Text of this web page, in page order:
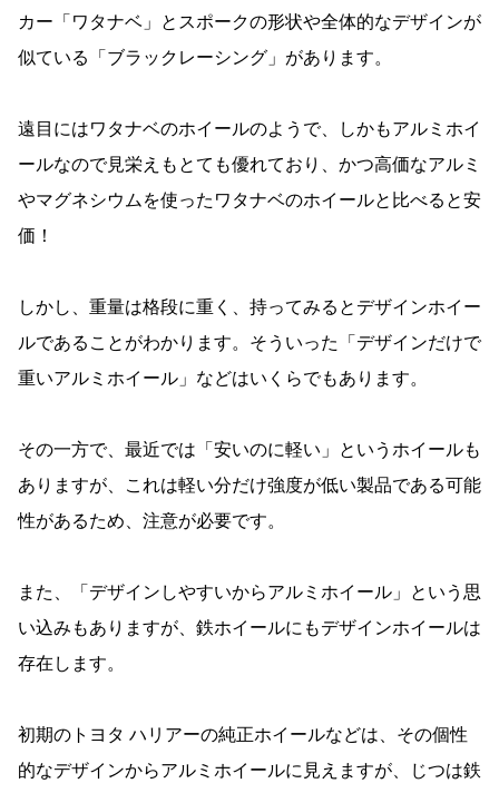
カー「ワタナベ」とスポークの形状や全体的なデザインが
似ている「ブラックレーシング」があります。
遠目にはワタナベのホイールのようで、しかもアルミホイ
ールなので見栄えもとても優れており、かつ高価なアルミ
やマグネシウムを使ったワタナベのホイールと比べると安
価！
しかし、重量は格段に重く、持ってみるとデザインホイー
ルであることがわかります。そういった「デザインだけで
重いアルミホイール」などはいくらでもあります。
その一方で、最近では「安いのに軽い」というホイールも
ありますが、これは軽い分だけ強度が低い製品である可能
性があるため、注意が必要です。
また、「デザインしやすいからアルミホイール」という思
い込みもありますが、鉄ホイールにもデザインホイールは
存在します。
初期のトヨタ ハリアーの純正ホイールなどは、その個性
的なデザインからアルミホイールに見えますが、じつは鉄